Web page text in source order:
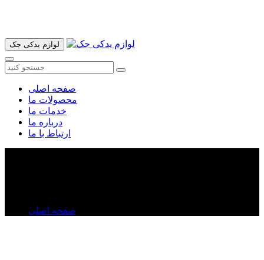
لوازم یدکی جک
صفحه اصلی
محصولات ما
خدمات ما
درباره ما
ارتباط با ما
صفحه اصلی